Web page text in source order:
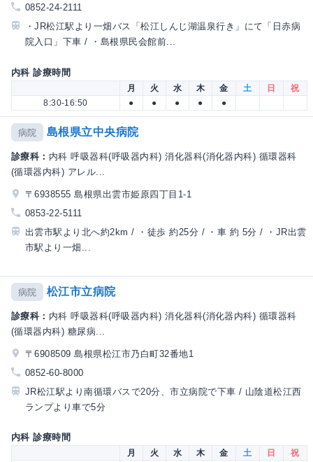
0852-24-2111
・JR松江駅より一畑バス「松江しんじ湖温泉行き」にて「日赤病
院入口」下車 / ・島根県民会館前...
内科 診療時間
月 火 水 木 金 土 日
祝
8:30-16:50
● ● ● ● ●
病院 島根県立中央病院
診療科： 内科 呼吸器科(呼吸器内科) 消化器科(消化器内科) 循環器科
(循環器内科) アレル...
〒6938555 島根県出雲市姫原四丁目1-1
0853-22-5111
出雲市駅より北へ約2km / ・徒歩 約25分 / ・車 約 5分 / ・JR出雲
市駅より一畑...
病院 松江市立病院
診療科： 内科 呼吸器科(呼吸器内科) 消化器科(消化器内科) 循環器科
(循環器内科) 糖尿病...
〒6908509 島根県松江市乃白町32番地1
0852-60-8000
JR松江駅より南循環バスで20分、市立病院で下車 / 山陰道松江西
ランプより車で5分
内科 診療時間
月 火 水 木 金 土 日
祝